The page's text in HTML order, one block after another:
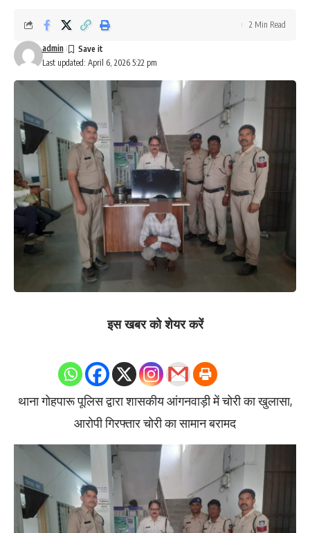
Last updated: April 6, 2026 5:22 pm
admin
2 Min Read
इस खबर को शेयर करें
थाना गोहपारू पूलिस द्वारा शासकीय आंगनवाड़ी में चोरी का खुलासा,
आरोपी गिरफ्तार चोरी का सामान बरामद